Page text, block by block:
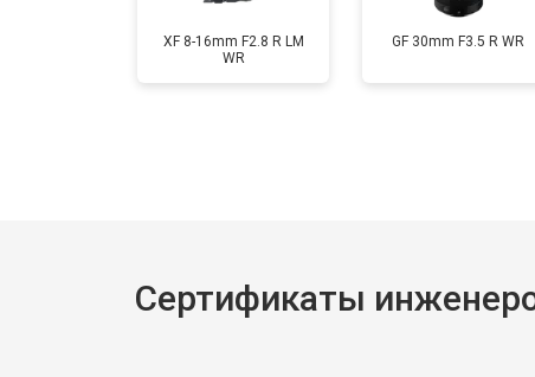
XF 8-16mm F2.8 R LM
WR
GF 30mm F3.5 R WR
Сертификаты